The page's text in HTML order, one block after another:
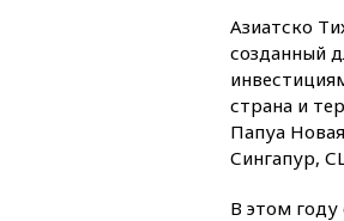
Азиатско
созданный
страна и
Папуа
Сингапур,
В этом году